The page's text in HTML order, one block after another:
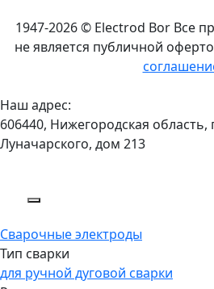
1947-2026 © Electrod Bor Все
не является публичной
Наш адрес:
606440, Нижегородская область,
Луначарского, дом 213
Сварочные электроды
Тип сварки
для ручной дуговой сварки